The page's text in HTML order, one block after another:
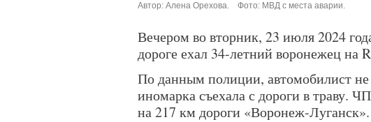
Автор: Алена Орехова. Фото: МВД с места аварии.
Вечером во вторник, 23 июля 2024
дороге ехал 34-летний воронежец на
По данным полиции, автомобилист не
иномарка съехала с дороги в траву.
на 217 км дороги «Воронеж-Луганск».